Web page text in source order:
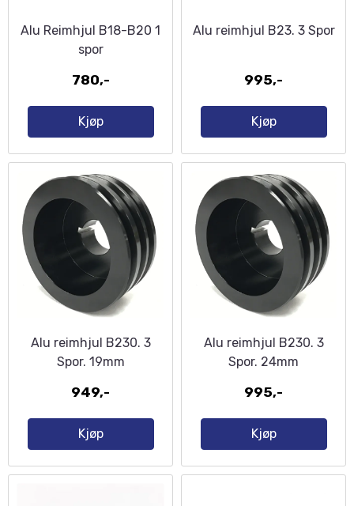
Alu Reimhjul B18-B20 1
spor
780,-
Kjøp
Alu reimhjul B23. 3 Spor
995,-
Kjøp
Alu reimhjul B230. 3
Spor. 19mm
949,-
Kjøp
Alu reimhjul B230. 3
Spor. 24mm
995,-
Kjøp